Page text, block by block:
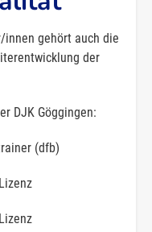
innen gehört auch die
der
DJK Göggingen:
(dfb)